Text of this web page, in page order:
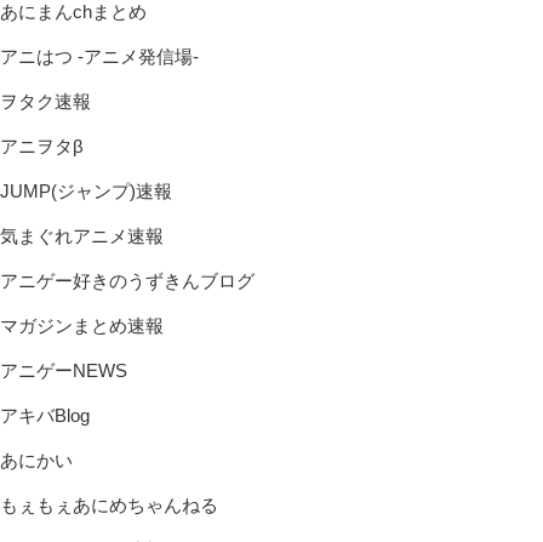
あにまんchまとめ
アニはつ -アニメ発信場-
ヲタク速報
アニヲタβ
JUMP(ジャンプ)速報
気まぐれアニメ速報
アニゲー好きのうずきんブログ
マガジンまとめ速報
アニゲーNEWS
アキバBlog
あにかい
もぇもぇあにめちゃんねる